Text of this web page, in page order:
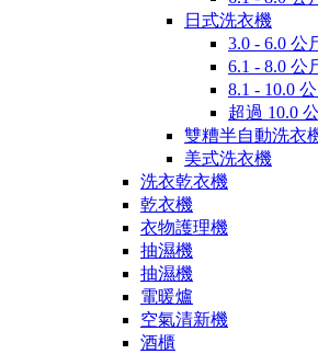
日式洗衣機
3.0 - 6.0 公
6.1 - 8.0 公
8.1 - 10.0
超過 10.0
雙糟半自動洗衣
美式洗衣機
洗衣乾衣機
乾衣機
衣物護理機
抽濕機
抽濕機
電暖爐
空氣清新機
酒櫃